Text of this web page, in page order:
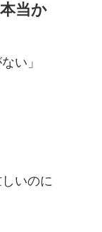
当か
い」
いのに